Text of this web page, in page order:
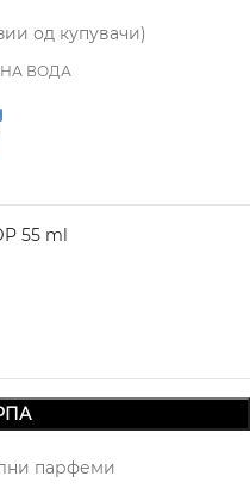
од купувачи)
ВОДА
55 ml
парфеми